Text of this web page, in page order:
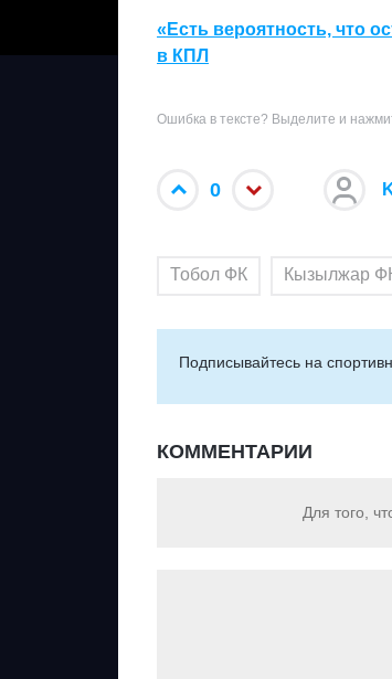
«Есть вероятность, что
в КПЛ
Ошибка в тексте? Выделите и
0
Тобол ФК Кызылжар
Подписывайтесь на
КОММЕНТАРИИ
Для того,